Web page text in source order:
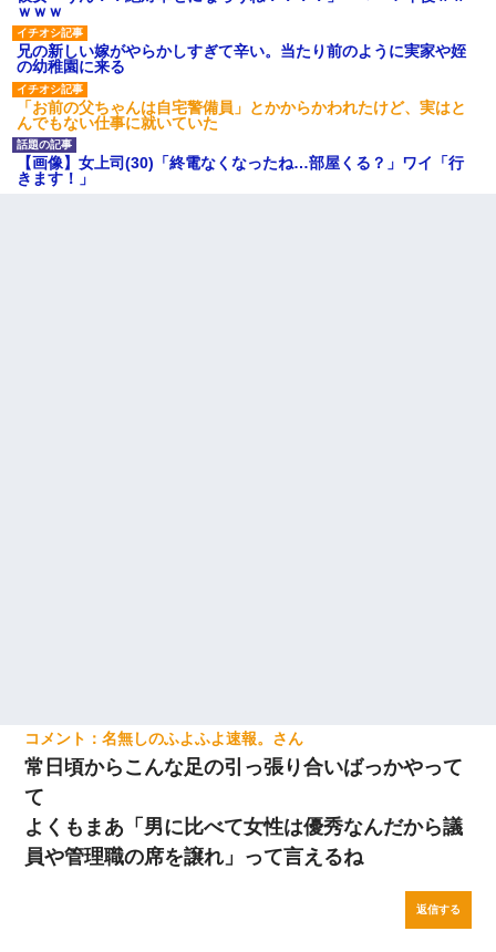
ｗｗｗ
兄の新しい嫁がやらかしすぎて辛い。当たり前のように実家や姪
の幼稚園に来る
「お前の父ちゃんは自宅警備員」とかからかわれたけど、実はと
んでもない仕事に就いていた
【画像】女上司(30)「終電なくなったね…部屋くる？」ワイ「行
きます！」
名無しのふよふよ速報。
常日頃からこんな足の引っ張り合いばっかやって
て
よくもまあ「男に比べて女性は優秀なんだから議
員や管理職の席を譲れ」って言えるね
返信する